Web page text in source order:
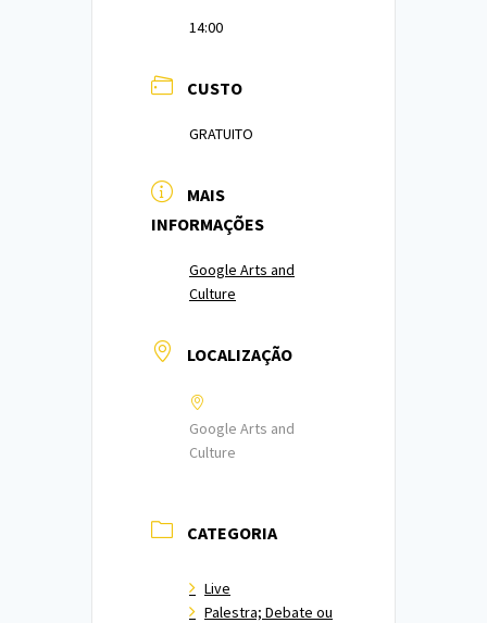
14:00
CUSTO
GRATUITO
MAIS
INFORMAÇÕES
Google Arts and
Culture
LOCALIZAÇÃO
Google Arts and
Culture
CATEGORIA
Live
Palestra; Debate ou